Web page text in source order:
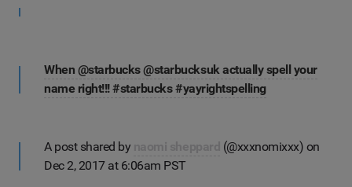
When @starbucks @starbucksuk actually spell your
name right!!! #starbucks #yayrightspelling
A post shared by
(@xxxnomixxx) on
Dec 2, 2017 at 6:06am PST